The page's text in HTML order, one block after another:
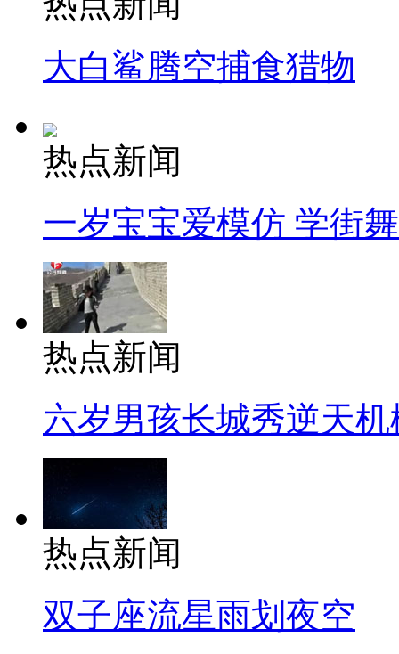
大白鲨腾空捕食猎物
热点新闻
一岁宝宝爱模仿 学街
热点新闻
六岁男孩长城秀逆天机
热点新闻
双子座流星雨划夜空